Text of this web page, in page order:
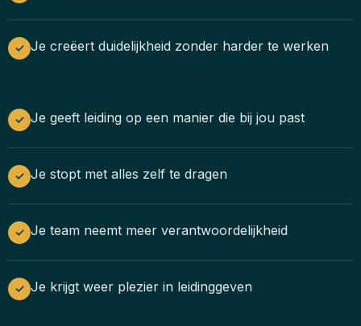
✓ Je creëert duidelijkheid zonder harder te werken
✓ Je geeft leiding op een manier die bij jou past
✓ Je stopt met alles zelf te dragen
✓ Je team neemt meer verantwoordelijkheid
✓ Je krijgt weer plezier in leidinggeven